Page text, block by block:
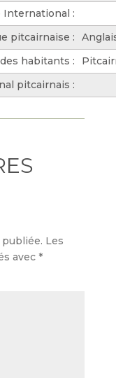
International :
pitcairnaise :
habitants :
pitcairnais :
Les
avec *